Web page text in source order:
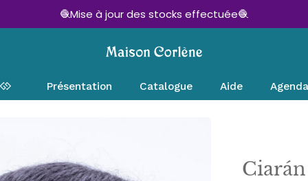
🧶Mise à jour des stocks effectuée🧶
Présentation Catalogue Aide Agenda